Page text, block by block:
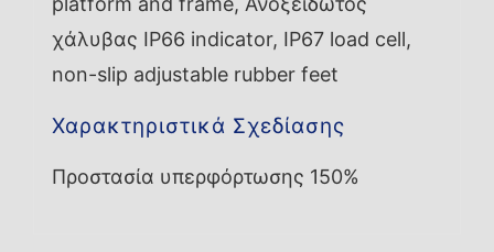
χάλυβας IP66 indicator, IP67 load cell,
non-slip adjustable rubber feet
Χαρακτηριστικά Σχεδίασης
Προστασία υπερφόρτωσης 150%